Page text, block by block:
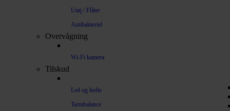
Utøj / Flåter
Antibakteriel
Overvågning
Wi-Fi kamera
Tilskud
Led og hofte
Tarmbalance